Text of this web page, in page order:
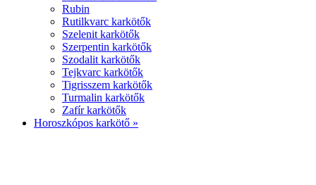
Rubin
Rutilkvarc karkötők
Szelenit karkötők
Szerpentin karkötők
Szodalit karkötők
Tejkvarc karkötők
Tigrisszem karkötők
Turmalin karkötők
Zafír karkötők
Horoszkópos karkötő »